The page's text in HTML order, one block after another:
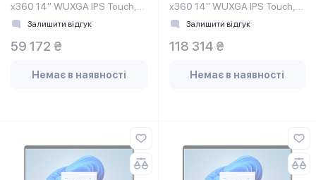
x360 14" WUXGA IPS Touch,
Intel 3-100U, 8GB, F512GB,
Залишити відгук
59 172 ₴
Немає в наявності
x360 14" WUXGA IPS Touch,
Intel 7-150U, 24GB, F1TB,
Залишити відгук
118 314 ₴
Немає в наявності